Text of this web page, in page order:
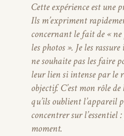
Cette expérience est une
Ils m’expriment
concernant le fait de « ne
les photos ». Je les
ne souhaite pas les faire
leur lien si intense par le
objectif. C’est mon rôle
qu’ils oublient l’appareil
concentrer sur l’essentiel
moment.